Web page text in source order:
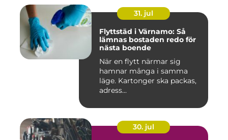
31. jul
Flyttstäd i Värnamo: Så
lämnas bostaden redo för
nästa boende
När en flytt närmar sig
hamnar många i samma
läge. Kartonger ska packas,
adress...
30. jul